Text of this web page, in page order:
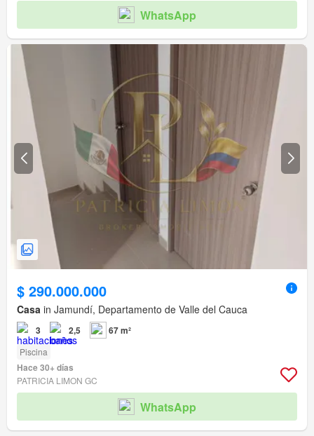
WhatsApp
$ 290.000.000
Casa in Jamundí, Departamento de Valle del Cauca
3 2,5 67 m²
Piscina
Hace 30+ días
PATRICIA LIMON GC
WhatsApp